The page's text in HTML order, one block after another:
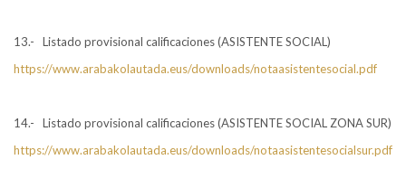
13.- Listado provisional calificaciones (ASISTENTE SOCIAL)
https://www.arabakolautada.eus/downloads/notaasistentesocial.pdf
14.- Listado provisional calificaciones (ASISTENTE SOCIAL ZONA SUR)
https://www.arabakolautada.eus/downloads/notaasistentesocialsur.pdf